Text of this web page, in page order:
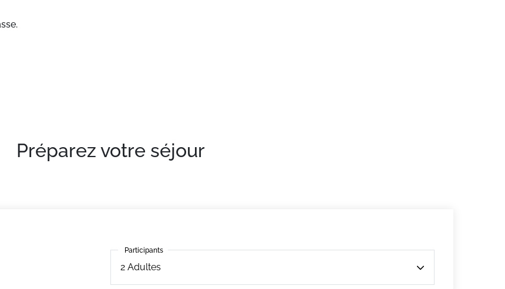
Préparez votre séjour
Participants
2 Adultes
Participants